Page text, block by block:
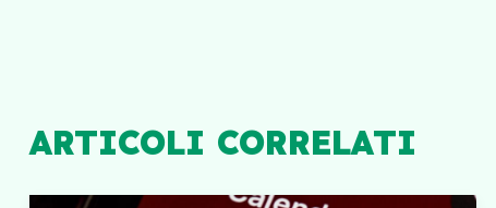
ARTICOLI CORRELATI